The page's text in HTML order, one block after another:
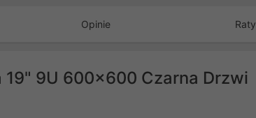
Opinie Raty
9U 600x600 Czarna Drzwi